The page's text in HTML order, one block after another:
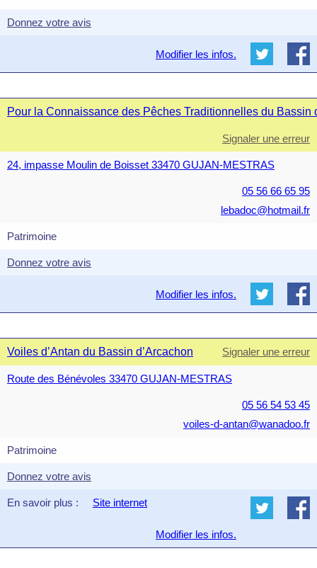
Donnez votre avis
Modifier les infos.
Pour la Connaissance des Pêches Traditionnelles du Bassin
Signaler une erreur
24, impasse Moulin de Boisset 33470 GUJAN-MESTRAS
05 56 66 65 95
lebadoc@hotmail.fr
Patrimoine
Donnez votre avis
Modifier les infos.
Voiles d’Antan du Bassin d’Arcachon Signaler une erreur
Route des Bénévoles 33470 GUJAN-MESTRAS
05 56 54 53 45
voiles-d-antan@wanadoo.fr
Patrimoine
Donnez votre avis
En savoir plus : Site internet
Modifier les infos.